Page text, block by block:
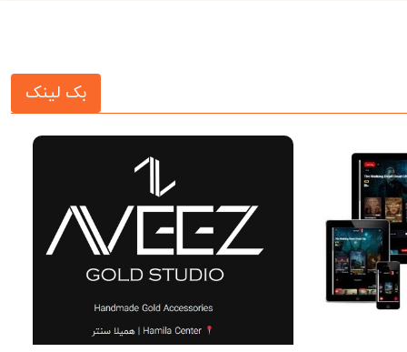
بک لینک